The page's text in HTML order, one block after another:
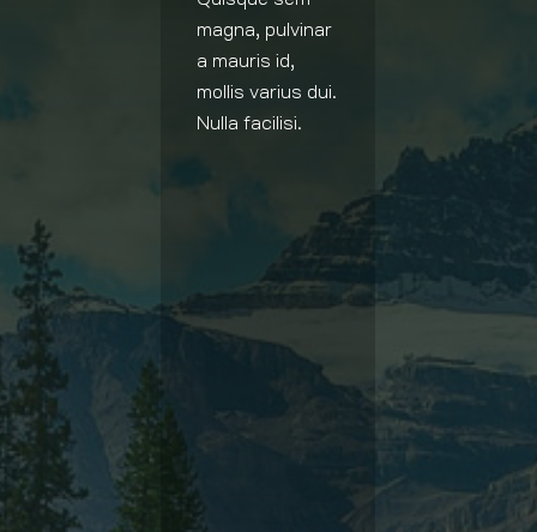
magna, pulvinar
a mauris id,
mollis varius dui.
Nulla facilisi.